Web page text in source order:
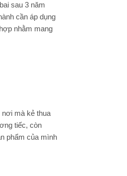
sau 3 năm
cần áp dụng
nhằm mang
nơi mà kẻ thua
tiếc, còn
phẩm của mình